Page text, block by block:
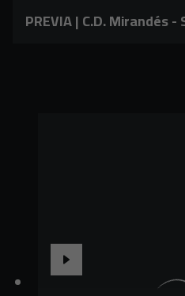
PREVIA | C.D. Mirandés -